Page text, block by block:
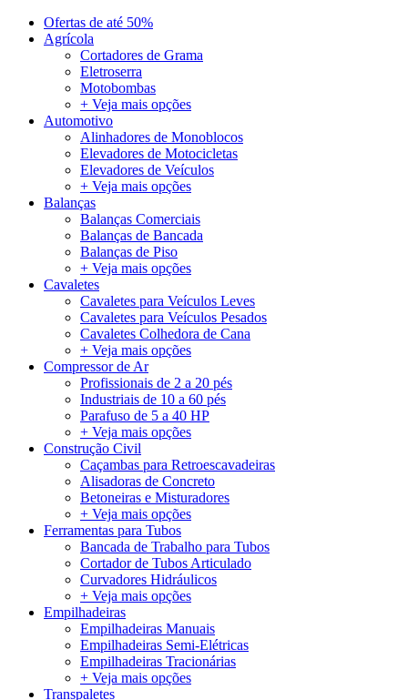
Ofertas de até 50%
Agrícola
Cortadores de Grama
Eletroserra
Motobombas
+ Veja mais opções
Automotivo
Alinhadores de Monoblocos
Elevadores de Motocicletas
Elevadores de Veículos
+ Veja mais opções
Balanças
Balanças Comerciais
Balanças de Bancada
Balanças de Piso
+ Veja mais opções
Cavaletes
Cavaletes para Veículos Leves
Cavaletes para Veículos Pesados
Cavaletes Colhedora de Cana
+ Veja mais opções
Compressor de Ar
Profissionais de 2 a 20 pés
Industriais de 10 a 60 pés
Parafuso de 5 a 40 HP
+ Veja mais opções
Construção Civil
Caçambas para Retroescavadeiras
Alisadoras de Concreto
Betoneiras e Misturadores
+ Veja mais opções
Ferramentas para Tubos
Bancada de Trabalho para Tubos
Cortador de Tubos Articulado
Curvadores Hidráulicos
+ Veja mais opções
Empilhadeiras
Empilhadeiras Manuais
Empilhadeiras Semi-Elétricas
Empilhadeiras Tracionárias
+ Veja mais opções
Transpaletes